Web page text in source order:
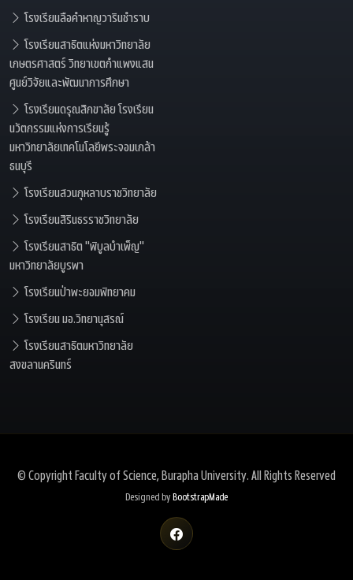
โรงเรียนลือคำหาญวารินชำราบ
โรงเรียนสาธิตแห่งมหาวิทยาลัย
เกษตรศาสตร์ วิทยาเขตกำแพงแสน
ศูนย์วิจัยและพัฒนาการศึกษา
โรงเรียนดรุณสิกขาลัย โรงเรียน
นวัตกรรมแห่งการเรียนรู้
มหาวิทยาลัยเทคโนโลยีพระจอมเกล้า
ธนบุรี
โรงเรียนสวนกุหลาบราชวิทยาลัย
โรงเรียนสิรินธรราชวิทยาลัย
โรงเรียนสาธิต "พิบูลบำเพ็ญ"
มหาวิทยาลัยบูรพา
โรงเรียนป่าพะยอมพิทยาคม
โรงเรียน มอ.วิทยานุสรณ์
โรงเรียนสาธิตมหาวิทยาลัย
สงขลานครินทร์
© CopyrightFaculty of Science, Burapha University. All Rights Reserved
Designed byBootstrapMade